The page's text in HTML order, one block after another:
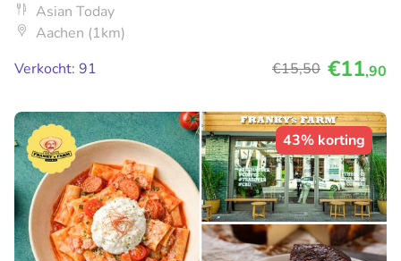
Asian Today
Aachen (1km)
Verkocht: 91
€15,50 €11,90
43% korting